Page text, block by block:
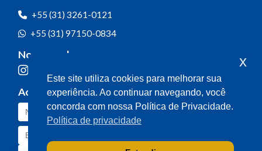
+55 (31) 3261-0121
+55 (31) 97150-0834
Nossas redes
Acompanhe o meu mandato
Este site utiliza cookies para melhorar sua
experiência. Ao continuar navegando, você
concorda com nossa Política de Privacidade.
Política de privacidade
x